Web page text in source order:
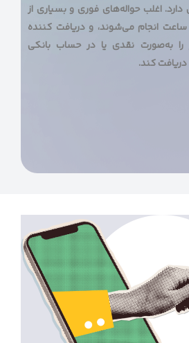
دارد. اغلب حواله‌های فوری و بسیاری از
انتقالات در کمتر از ۲۴ ساعت انجام می‌شوند، و دریافت کننده
را به‌صورت نقدی یا در حساب بانکی
کند.